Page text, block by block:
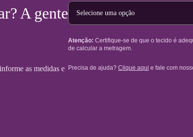
A gente
as medidas e
Tipo de projeto
Atenção: Certifique-se de que o tecido é
de calcular a metragem.
Precisa de ajuda? Clique aqui e fale com